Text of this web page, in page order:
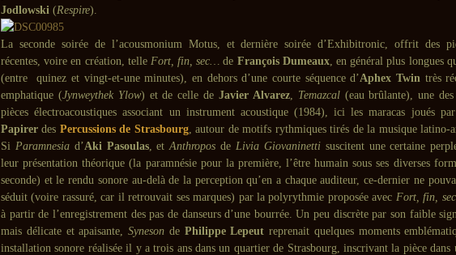
Jodlowski (Respire).
La seconde soirée de l’acousmonium Motus, et dernière soirée d’Exhibitronic, offrit des
récentes, voire en création, telle Fort, fin, sec… de François Dumeaux, en général plus longues
(entre quinez et vingt-et-une minutes), en dehors d’une courte séquence d’Aphex Twin très
emphatique (Jynweythek Ylow) et de celle deJavier Alvarez, Temazcal(eau brûlante), une des
pièces électroacoustiques associant un instrument acoustique (1984), ici les maracas joués par
Papirer des Percussions de Strasbourg, autour de motifs rythmiques tirés de la musique latino-
Si Paramnesiad’Aki Pasoulas, etAnthropos de Livia Giovaninettisuscitent une certaine
leur présentation théorique (la paramnésie pour la première, l’être humain sous ses diverses
seconde) et le rendu sonore au-delà de la perception qu’en a chaque auditeur, ce-dernier ne
séduit (voire rassuré, car il retrouvait ses marques) par la polyrythmie proposée avec Fort, fin,
à partir de l’enregistrement des pas de danseurs d’une bourrée. Un peu discrète par son faible
mais délicate et apaisante, Syneson de Philippe Lepeut reprenait quelques moments
installation sonore réalisée il y a trois ans dans un quartier de Strasbourg, inscrivant la pièce dans